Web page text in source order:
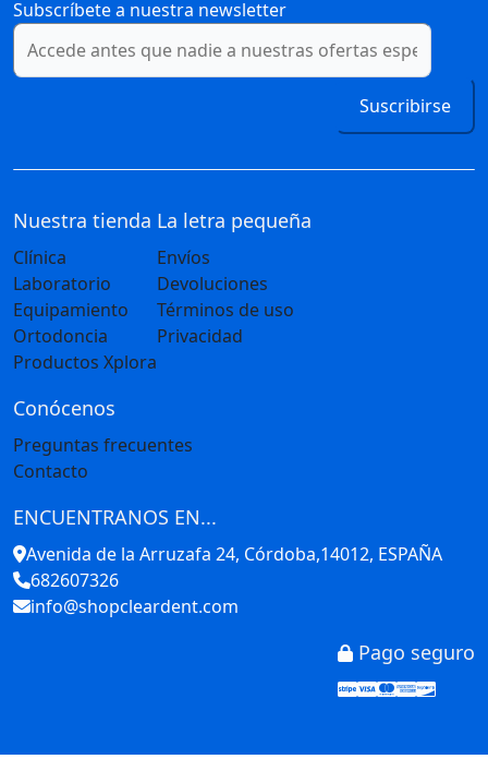
Subscríbete a nuestra newsletter
Suscribirse
Nuestra tienda
Clínica
Laboratorio
Equipamiento
Ortodoncia
Productos Xplora
La letra pequeña
Envíos
Devoluciones
Términos de uso
Privacidad
Conócenos
Preguntas frecuentes
Contacto
ENCUENTRANOS EN...
Avenida de la Arruzafa 24, Córdoba,14012, ESPAÑA
682607326
info@shopcleardent.com
Pago seguro
Stripe
Visa